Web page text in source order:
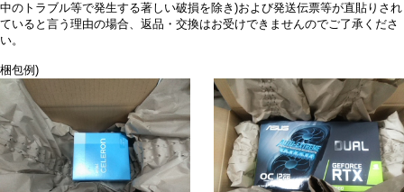
中のトラブル等で発生する著しい破損を除き)および発送伝票等が直貼りされ
ていると言う理由の場合、返品・交換はお受けできませんのでご了承くださ
い。
梱包例)